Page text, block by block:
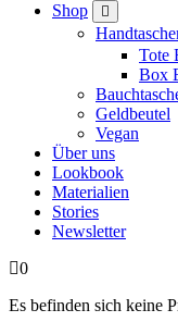
Shop
Tote
Box
Geldbeutel
Vegan
Über uns
Lookbook
Materialien
Stories
Newsletter
0
Es befinden sich keine